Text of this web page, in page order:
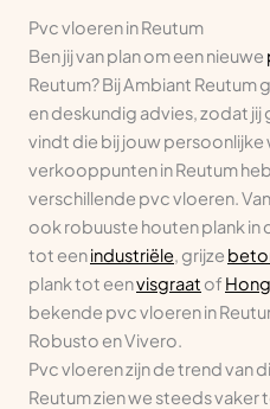
Pvc vloeren in Reutum
Ben jij van plan om een nieuwe
Reutum? Bij Ambiant Reutum
en deskundig advies, zodat
vindt die bij jouw persoonlijke
verkooppunten in Reutum
verschillende pvc vloeren. Van
ook robuuste houten plank in
tot eenindustriële, grijze
plank tot eenvisgraat of
bekende pvc vloeren in
Robusto en Vivero.
Pvc vloeren zijn de trend van
Reutum zien we steeds